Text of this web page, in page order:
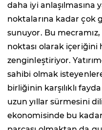
daha iyi anlaşılmasına
noktalarına kadar çok
sunuyor. Bu
noktası olarak içeriğini
zenginleştiriyor.
sahibi olmak
birliğinin karşılıklı
uzun yıllar sürmesini
ekonomisinde bu